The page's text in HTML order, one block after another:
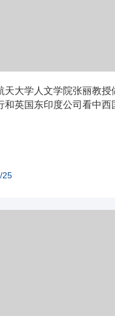
天大学人文学院张丽教授
和英国东印度公司看中西
25